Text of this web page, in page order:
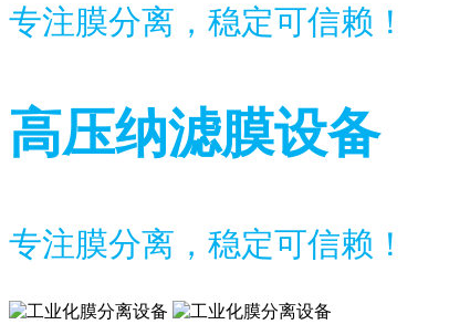
专注膜分离，稳定可信赖！
高压纳滤膜设备
专注膜分离，稳定可信赖！